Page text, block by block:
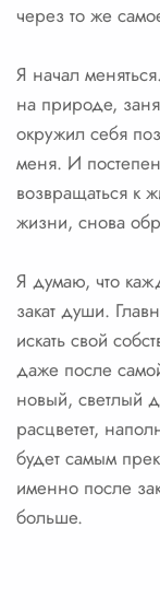
через то же
Я начал
на природе,
окружил себя
меня. И
возвращаться к
жизни, снова
Я думаю, что
закат души.
искать свой
даже после
новый, светлый
расцветет,
будет самым
именно после
больше.